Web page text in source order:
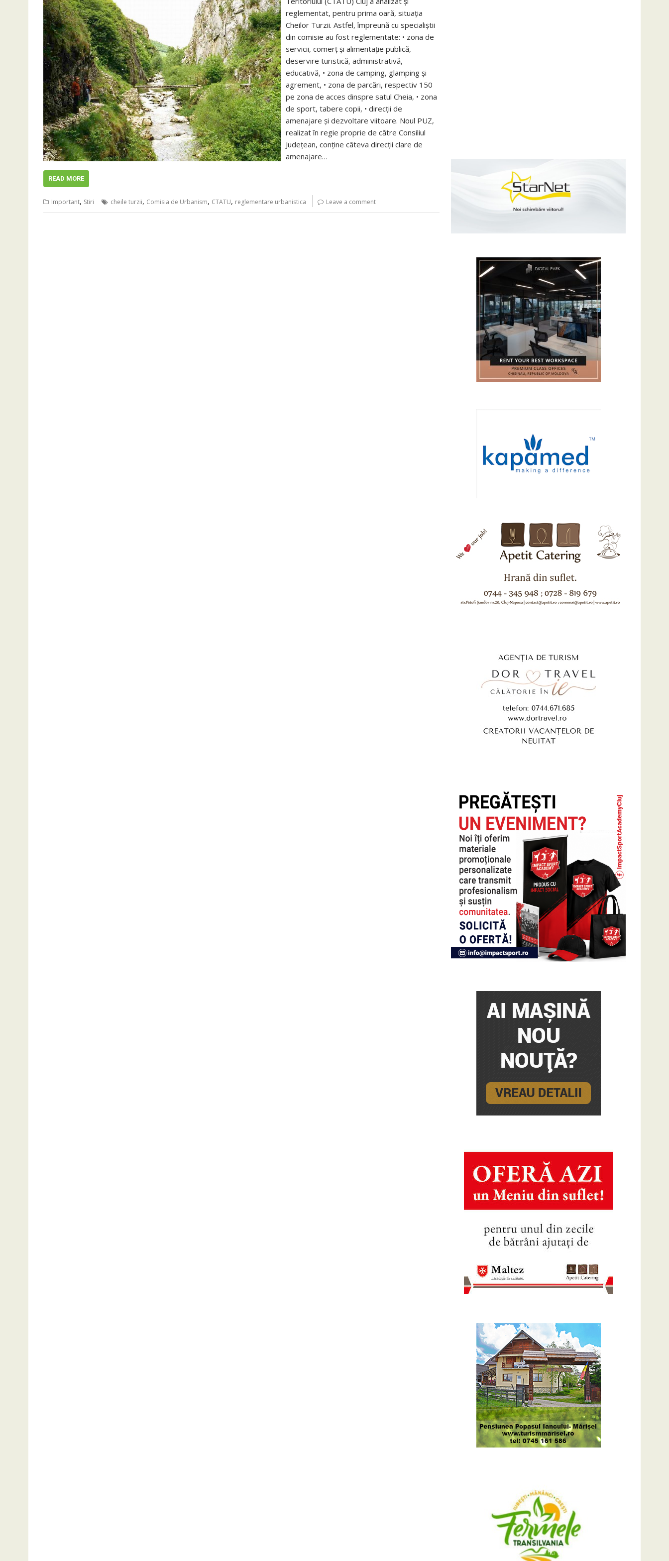
reglementat, pentru prima oară, situația
Cheilor Turzii. Astfel, împreună cu specialiștii
din comisie au fost reglementate: • zona de
servicii, comerț și alimentație publică,
deservire turistică, administrativă,
educativă, • zona de camping, glamping și
agrement, • zona de parcări, respectiv 150
pe zona de acces dinspre satul Cheia, • zona
de sport, tabere copii, • direcții de
amenajare și dezvoltare viitoare. Noul PUZ,
realizat în regie proprie de către Consiliul
Județean, conține câteva direcții clare de
amenajare…
READ MORE
Important, Stiri cheile turzii, Comisia de Urbanism, CTATU, reglementare urbanistica Leave a comment